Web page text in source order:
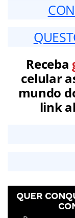
Receba
celular
mundo
link
QUER